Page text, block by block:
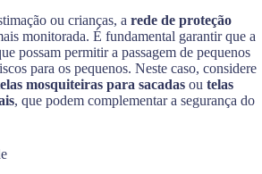
ou crianças, a rede de proteção
monitorada. É fundamental garantir que a
possam permitir a passagem de pequenos
para os pequenos. Neste caso, considere
mosquiteiras para sacadas ou telas
, que podem complementar a segurança do